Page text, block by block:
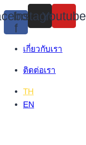
Skip
to
content
f
Instagram
Youtube
เกี่ยวกับเรา
ติดต่อเรา
TH
EN